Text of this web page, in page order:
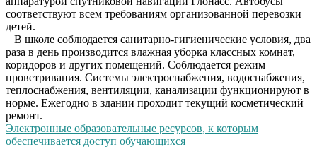
соответствуют всем требованиям организованной перевозки
детей.
В школе соблюдается санитарно-гигиенические условия, два
раза в день производится влажная уборка классных комнат,
коридоров и других помещений. Соблюдается режим
проветривания. Системы электроснабжения, водоснабжения,
теплоснабжения, вентиляции, канализации функционируют в
норме. Ежегодно в здании проходит текущий косметический
ремонт.
Электронные образовательные ресурсов, к которым
обеспечивается доступ обучающихся